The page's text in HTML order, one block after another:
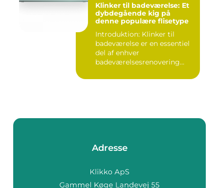
Klinker til badeværelse: Et
dybdegående kig på
denne populære flisetype
Introduktion: Klinker til
badeværelse er en essentiel
del af enhver
badeværelsesrenovering
Adresse